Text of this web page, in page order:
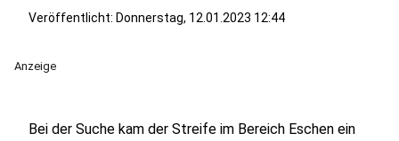
Veröffentlicht: Donnerstag, 12.01.2023 12:44
Anzeige
Bei der Suche kam der Streife im Bereich Eschen ein